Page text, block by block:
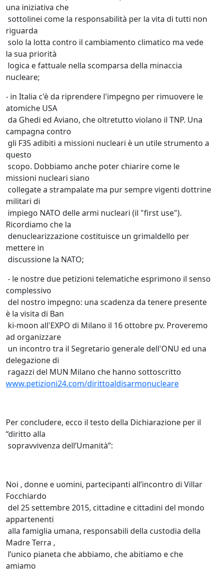
una iniziativa che
sottolinei come la responsabilità per la vita di tutti non
riguarda
solo la lotta contro il cambiamento climatico ma vede
la sua priorità
logica e fattuale nella scomparsa della minaccia
nucleare;
- in Italia c'è da riprendere l'impegno per rimuovere le
atomiche USA
da Ghedi ed Aviano, che oltretutto violano il TNP. Una
campagna contro
gli F35 adibiti a missioni nucleari è un utile strumento a
questo
scopo. Dobbiamo anche poter chiarire come le
missioni nucleari siano
collegate a strampalate ma pur sempre vigenti dottrine
militari di
impiego NATO delle armi nucleari (il "first use").
Ricordiamo che la
denuclearizzazione costituisce un grimaldello per
mettere in
discussione la NATO;
- le nostre due petizioni telematiche esprimono il senso
complessivo
del nostro impegno: una scadenza da tenere presente
è la visita di Ban
ki-moon all'EXPO di Milano il 16 ottobre pv. Proveremo
ad organizzare
un incontro tra il Segretario generale dell'ONU ed una
delegazione di
ragazzi del MUN Milano che hanno sottoscritto
www.petizioni24.com/dirittoaldisarmonucleare
Per concludere, ecco il testo della Dichiarazione per il
“diritto alla
sopravvivenza dell’Umanità”:
Noi , donne e uomini, partecipanti all’incontro di Villar
Focchiardo
del 25 settembre 2015, cittadine e cittadini del mondo
appartenenti
alla famiglia umana, responsabili della custodia della
Madre Terra ,
l’unico pianeta che abbiamo, che abitiamo e che
amiamo